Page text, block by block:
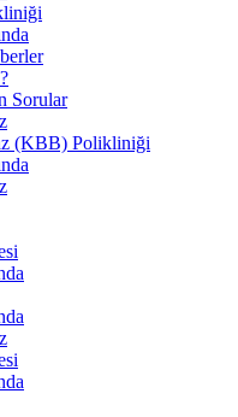
Sorular
(KBB) Polikliniği